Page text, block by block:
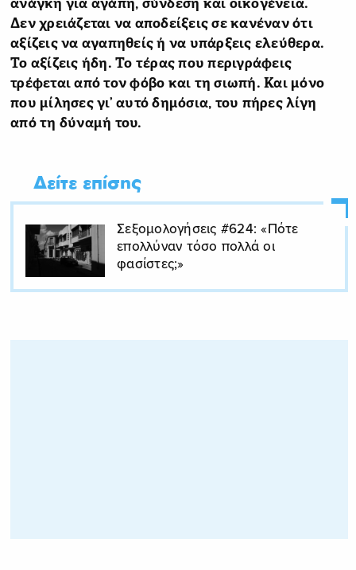
ανάγκη για αγάπη, σύνδεση και οικογένεια.
Δεν χρειάζεται να αποδείξεις σε κανέναν ότι
αξίζεις να αγαπηθείς ή να υπάρξεις ελεύθερα.
Το αξίζεις ήδη. Το τέρας που περιγράφεις
τρέφεται από τον φόβο και τη σιωπή. Και μόνο
που μίλησες γι’ αυτό δημόσια, του πήρες λίγη
από τη δύναμή του.
Δείτε επίσης
Σεξομολογήσεις #624: «Πότε
επολλύναν τόσο πολλά οι
φασίστες;»